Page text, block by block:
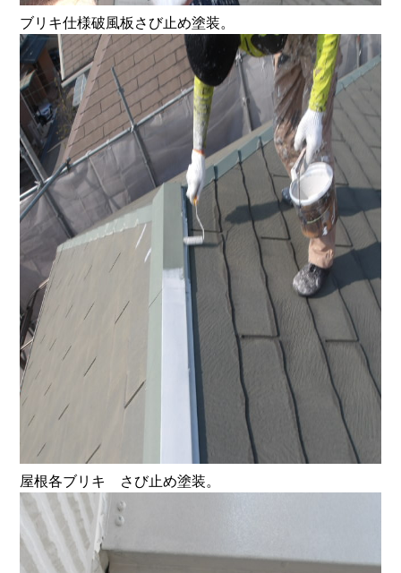
ブリキ仕様破風板さび止め塗装。
屋根各ブリキ さび止め塗装。